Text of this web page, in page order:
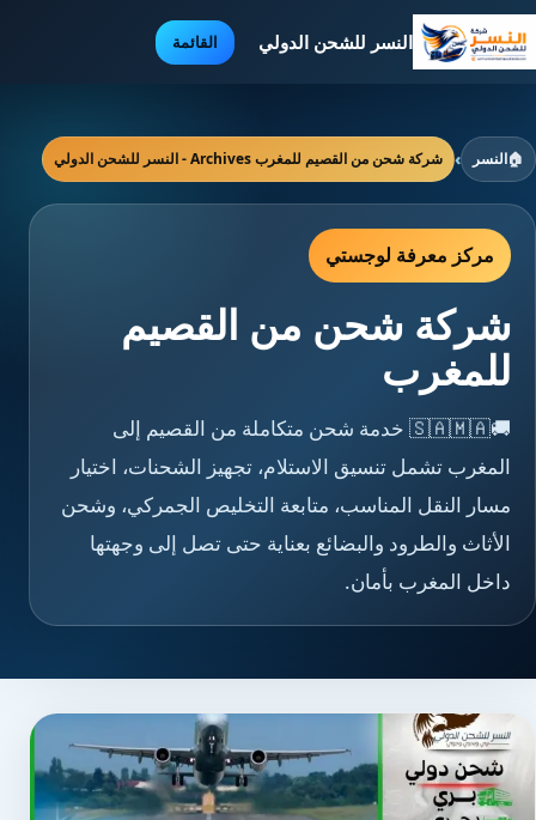
النسر للشحن الدولي القائمة
🏠النسر › شركة شحن من القصيم للمغرب Archives - النسر للشحن الدولي
مركز معرفة لوجستي
شركة شحن من القصيم
للمغرب
🚚🇸🇦🇲🇦 خدمة شحن متكاملة من القصيم إلى
المغرب تشمل تنسيق الاستلام، تجهيز الشحنات، اختيار
مسار النقل المناسب، متابعة التخليص الجمركي، وشحن
الأثاث والطرود والبضائع بعناية حتى تصل إلى وجهتها
داخل المغرب بأمان.